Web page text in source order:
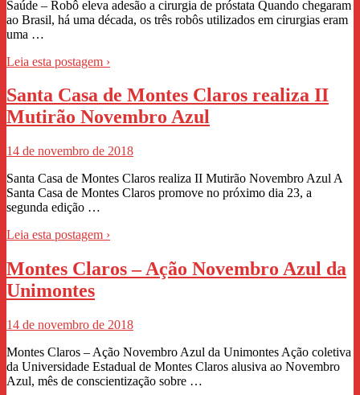
Saúde – Robô eleva adesão a cirurgia de próstata Quando chegaram
ao Brasil, há uma década, os três robôs utilizados em cirurgias eram
uma …
Leia esta postagem ›
Santa Casa de Montes Claros realiza II
Mutirão Novembro Azul
14 de novembro de 2018
Santa Casa de Montes Claros realiza II Mutirão Novembro Azul A
Santa Casa de Montes Claros promove no próximo dia 23, a
segunda edição …
Leia esta postagem ›
Montes Claros – Ação Novembro Azul da
Unimontes
14 de novembro de 2018
Montes Claros – Ação Novembro Azul da Unimontes Ação coletiva
da Universidade Estadual de Montes Claros alusiva ao Novembro
Azul, mês de conscientização sobre …